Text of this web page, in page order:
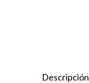
Descripción